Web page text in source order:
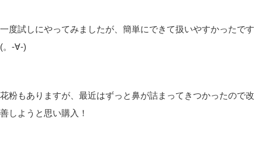
一度試しにやってみましたが、簡単にできて扱いやすかったです
(。-∀-)
花粉もありますが、最近はずっと鼻が詰まってきつかったので改
善しようと思い購入！